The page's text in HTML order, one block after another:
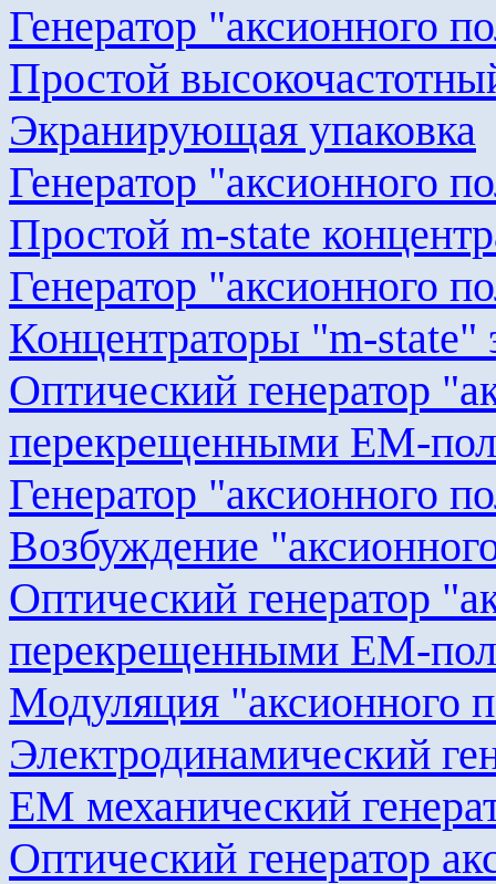
Генератор "аксионного
Простой
Экранирующая упаковка
Генератор "аксионного
Простой m-state
Генератор "аксионного
Концентраторы "m-state"
Оптический генератор "
перекрещенными EM-
Генератор "аксионного
Возбуждение "
Оптический генератор "
перекрещенными EM-
Модуляция "аксионного
Электродинамический
EM механический
Оптический генератор